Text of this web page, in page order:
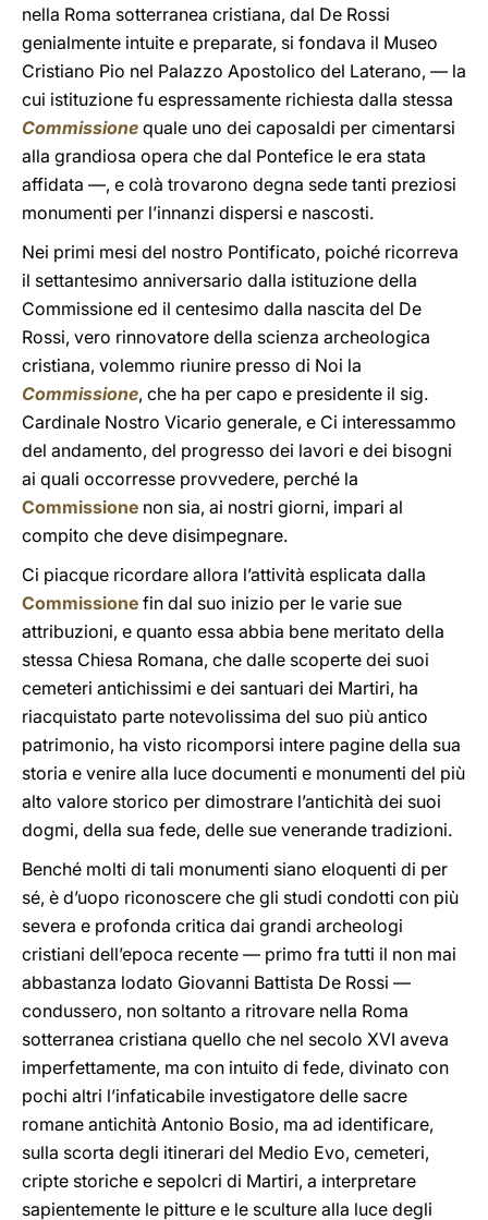
nella Roma sotterranea cristiana, dal De Rossi
genialmente intuite e preparate, si fondava il Museo
Cristiano Pio nel Palazzo Apostolico del Laterano, — la
cui istituzione fu espressamente richiesta dalla stessa
Commissione quale uno dei caposaldi per cimentarsi
alla grandiosa opera che dal Pontefice le era stata
affidata —, e colà trovarono degna sede tanti preziosi
monumenti per l’innanzi dispersi e nascosti.
Nei primi mesi del nostro Pontificato, poiché ricorreva
il settantesimo anniversario dalla istituzione della
Commissione ed il centesimo dalla nascita del De
Rossi, vero rinnovatore della scienza archeologica
cristiana, volemmo riunire presso di Noi la
Commissione, che ha per capo e presidente il sig.
Cardinale Nostro Vicario generale, e Ci interessammo
del andamento, del progresso dei lavori e dei bisogni
ai quali occorresse provvedere, perché la
Commissione non sia, ai nostri giorni, impari al
compito che deve disimpegnare.
Ci piacque ricordare allora l’attività esplicata dalla
Commissione fin dal suo inizio per le varie sue
attribuzioni, e quanto essa abbia bene meritato della
stessa Chiesa Romana, che dalle scoperte dei suoi
cemeteri antichissimi e dei santuari dei Martiri, ha
riacquistato parte notevolissima del suo più antico
patrimonio, ha visto ricomporsi intere pagine della sua
storia e venire alla luce documenti e monumenti del più
alto valore storico per dimostrare l’antichità dei suoi
dogmi, della sua fede, delle sue venerande tradizioni.
Benché molti di tali monumenti siano eloquenti di per
sé, è d’uopo riconoscere che gli studi condotti con più
severa e profonda critica dai grandi archeologi
cristiani dell’epoca recente — primo fra tutti il non mai
abbastanza lodato Giovanni Battista De Rossi —
condussero, non soltanto a ritrovare nella Roma
sotterranea cristiana quello che nel secolo XVI aveva
imperfettamente, ma con intuito di fede, divinato con
pochi altri l’infaticabile investigatore delle sacre
romane antichità Antonio Bosio, ma ad identificare,
sulla scorta degli itinerari del Medio Evo, cemeteri,
cripte storiche e sepolcri di Martiri, a interpretare
sapientemente le pitture e le sculture alla luce degli